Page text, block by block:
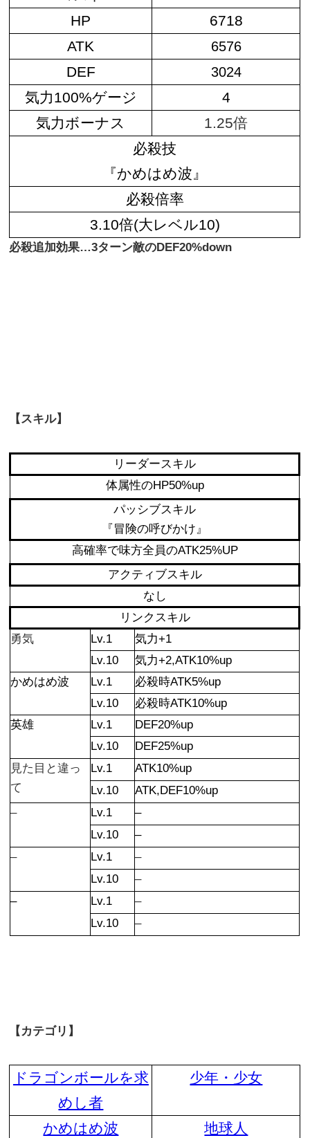
HP
6718
ATK
6576
DEF 3024
気力100%ゲージ
4
気力ボーナス
1.25倍
必殺技
『かめはめ波』
必殺倍率
3.10倍(大レベル10)
必殺追加効果…3ターン敵のDEF20%down
【スキル】
リーダースキル
体属性のHP50%up
パッシブスキル
『冒険の呼びかけ』
高確率で味方全員のATK25%UP
アクティブスキル
なし
リンクスキル
勇気
Lv.1
気力+1
Lv.10
気力+2,ATK10%up
かめはめ波
Lv.1
必殺時ATK5%up
Lv.10
必殺時ATK10%up
英雄
Lv.1
DEF20%up
Lv.10
DEF25%up
見た目と違っ
て
Lv.1
ATK10%up
Lv.10
ATK,DEF10%up
–
Lv.1
–
Lv.10
–
–
Lv.1
–
Lv.10
–
–
Lv.1
–
Lv.10
–
【カテゴリ】
ドラゴンボールを求
めし者
少年・少女
かめはめ波
地球人